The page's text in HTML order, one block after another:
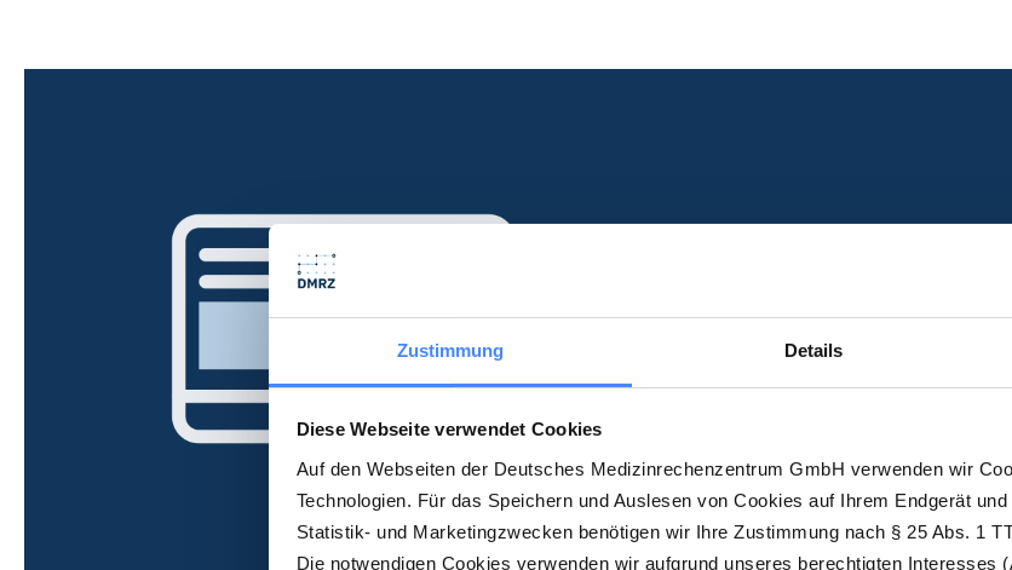
Zustimmung Details
Diese Webseite verwendet Cookies
Auf den Webseiten der Deutsches Medizinrechenzentrum GmbH verwenden wir
Technologien. Für das Speichern und Auslesen von Cookies auf Ihrem Endgerät
Statistik- und Marketingzwecken benötigen wir Ihre Zustimmung nach § 25 Abs. 1
Die notwendigen Cookies verwenden wir aufgrund unseres berechtigten Interesses
Jetzt
Probiere die
dich
Kostenlos